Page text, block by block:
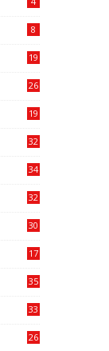
8
19
26
19
32
34
32
30
17
35
33
26